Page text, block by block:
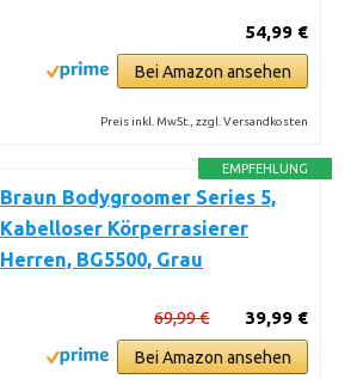
54,99 €
Bei Amazon ansehen
Preis inkl. MwSt., zzgl. Versandkosten
EMPFEHLUNG
Braun Bodygroomer Series 5,
Kabelloser Körperrasierer
Herren, BG5500, Grau
39,99 €
69,99 €
Bei Amazon ansehen